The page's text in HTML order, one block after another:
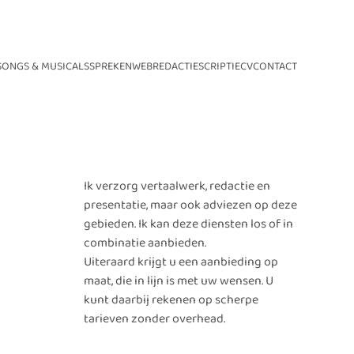
& MUSICALSSPREKENWEBREDACTIESCRIPTIECVCONTACT
Ik verzorg vertaalwerk, redactie en
presentatie, maar ook adviezen op deze
gebieden. Ik kan deze diensten los of in
combinatie aanbieden.
Uiteraard krijgt u een aanbieding op
maat, die in lijn is met uw wensen. U
kunt daarbij rekenen op scherpe
tarieven zonder overhead.